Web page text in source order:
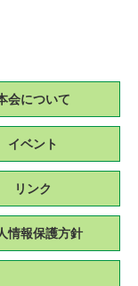
会について
イベント
リンク
情報保護方針